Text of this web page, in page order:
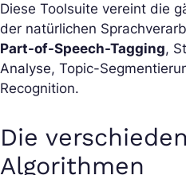
Diese Toolsuite vereint die
der natürlichen
Part-of-Speech-Tagging,
Analyse, Topic-
Recognition.
Die
Algorithmen